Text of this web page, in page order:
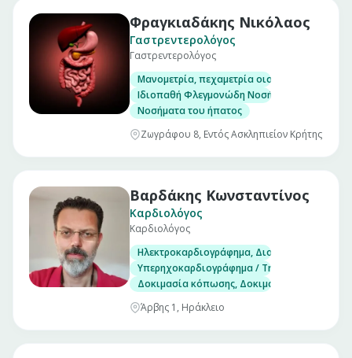
Φραγκιαδάκης Νικόλαος
Γαστρεντερολόγος
Γαστρεντερολόγος
Μανομετρία, πεχαμετρία οισοφάγου και
Ιδιοπαθή Φλεγμονώδη Νοσήματα Εντέρου.
Νοσήματα του ήπατος
Ζωγράφου 8, Εντός Ασκληπιείον Κρήτης
Βαρδάκης Κωνσταντίνος
Καρδιολόγος
Καρδιολόγος
Ηλεκτροκαρδιογράφημα, Διοισοφάγειο
Υπερηχοκαρδιογράφημα / Triplex
Δοκιμασία κόπωσης, Δοκιμασία ανάκλισης
Άρβης 1, Ηράκλειο